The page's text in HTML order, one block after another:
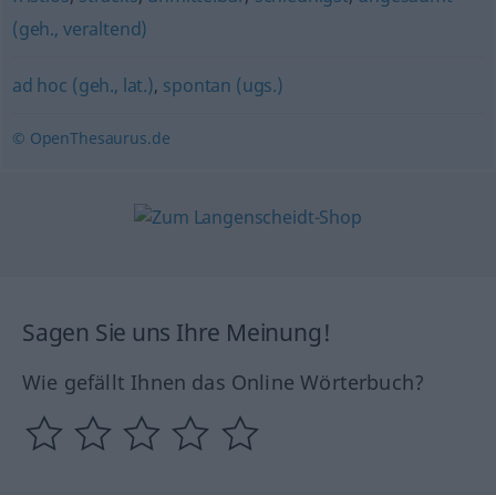
(geh., veraltend)
ad hoc (geh., lat.), spontan (ugs.)
© OpenThesaurus.de
Sagen Sie uns Ihre Meinung!
Wie gefällt Ihnen das Online Wörterbuch?